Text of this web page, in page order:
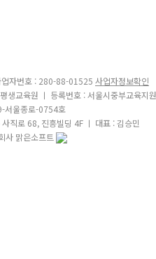
업자번호 : 280-88-01525 사업자정보확인
생교육원 ㅣ 등록번호 : 서울시중부교육지
서울종로-0754호
직로 68, 진흥빌딩 4F ㅣ 대표 : 김승민
사 맑은소프트